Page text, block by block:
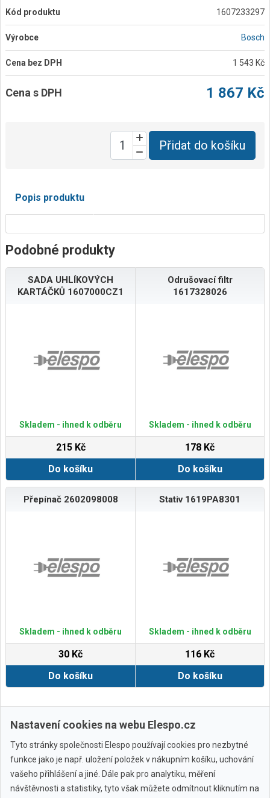
Kód produktu 1607233297
Výrobce Bosch
Cena bez DPH 1 543 Kč
Cena s DPH 1 867 Kč
Přidat do košíku
Popis produktu
Podobné produkty
SADA UHLÍKOVÝCH
KARTÁČKŮ 1607000CZ1
Skladem - ihned k odběru
215 Kč
Do košíku
Odrušovací filtr
1617328026
Skladem - ihned k odběru
178 Kč
Do košíku
Přepínač 2602098008
Skladem - ihned k odběru
30 Kč
Do košíku
Stativ 1619PA8301
Skladem - ihned k odběru
116 Kč
Do košíku
Zobrazit další
Nastavení cookies na webu Elespo.cz
Tyto stránky společnosti Elespo používají cookies pro nezbytné
funkce jako je např. uložení položek v nákupním košíku, uchování
vašeho přihlášení a jiné. Dále pak pro analytiku, měření
návštěvnosti a statistiky, tyto však můžete odmítnout kliknutím na